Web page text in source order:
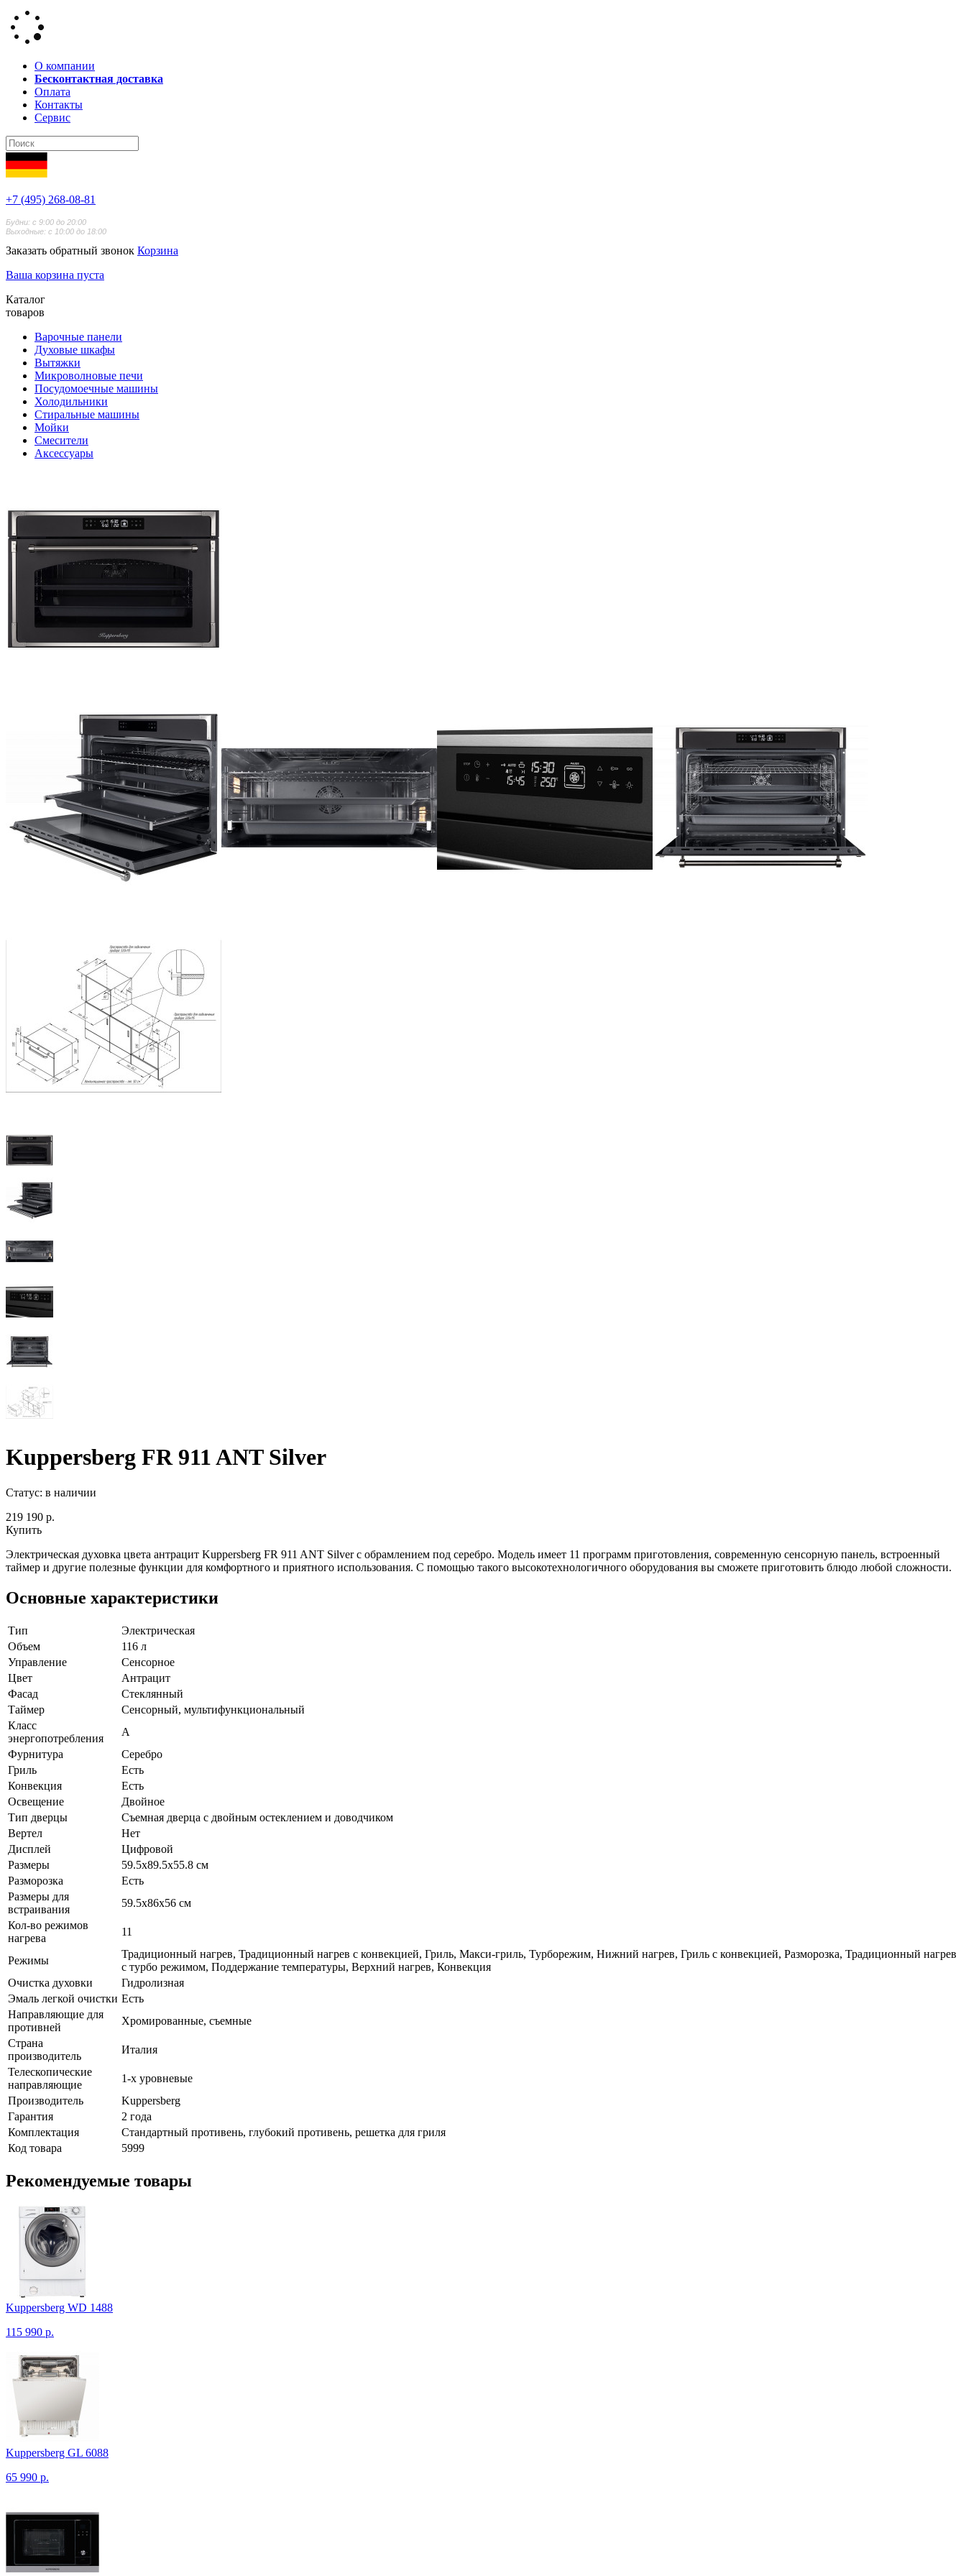
О компании
Бесконтактная доставка
Оплата
Контакты
Сервис
+7 (495) 268-08-81
Будни: с 9:00 до 20:00
Выходные: с 10:00 до 18:00
Заказать обратный звонок Корзина
Ваша корзина пуста
Каталог
товаров
Варочные панели
Духовые шкафы
Вытяжки
Микроволновые печи
Посудомоечные машины
Холодильники
Стиральные машины
Мойки
Смесители
Аксессуары
Kuppersberg FR 911 ANT Silver
Статус: в наличии
219 190 р.
Купить
Электрическая духовка цвета антрацит Kuppersberg FR 911 ANT Silver с обрамлением под серебро. Модель имеет 11 программ приготовления, современную сенсорную панель, встроенный
таймер и другие полезные функции для комфортного и приятного использования. С помощью такого высокотехнологичного оборудования вы сможете приготовить блюдо любой сложности.
Основные характеристики
Тип
Электрическая
Объем
116 л
Управление
Сенсорное
Цвет
Антрацит
Фасад
Стеклянный
Таймер
Сенсорный, мультифункциональный
Класс
энергопотребления
А
Фурнитура
Серебро
Гриль
Есть
Конвекция
Есть
Освещение
Двойное
Тип дверцы
Съемная дверца с двойным остеклением и доводчиком
Вертел
Нет
Дисплей
Цифровой
Размеры
59.5х89.5х55.8 см
Разморозка
Есть
Размеры для
встраивания
59.5х86х56 см
Кол-во режимов
нагрева
11
Режимы
Традиционный нагрев, Традиционный нагрев с конвекцией, Гриль, Макси-гриль, Турборежим, Нижний нагрев, Гриль с конвекцией, Разморозка, Традиционный нагрев
с турбо режимом, Поддержание температуры, Верхний нагрев, Конвекция
Очистка духовки
Гидролизная
Эмаль легкой очистки Есть
Направляющие для
противней
Хромированные, съемные
Страна
производитель
Италия
Телескопические
направляющие
1-х уровневые
Производитель
Kuppersberg
Гарантия
2 года
Комплектация
Стандартный противень, глубокий противень, решетка для гриля
Код товара
5999
Рекомендуемые товары
Kuppersberg WD 1488
115 990 р.
Kuppersberg GL 6088
65 990 р.